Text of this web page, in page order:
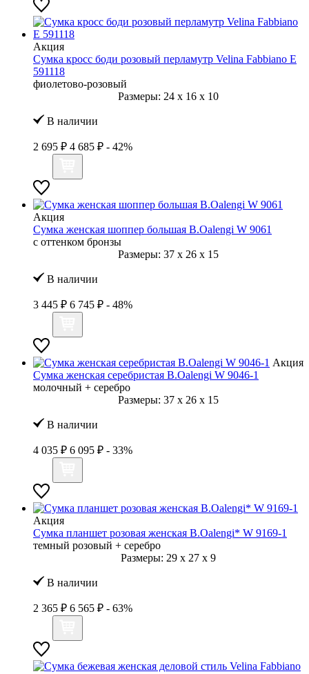
Акция
Сумка кросс боди розовый перламутр Velina Fabbiano E
591118
фиолетово-розовый
Размеры: 24 x 16 x 10
В наличии
2 695 ₽ 4 685 ₽ - 42%
Акция
Сумка женская шоппер большая B.Oalengi W 9061
с оттенком бронзы
Размеры: 37 x 26 x 15
В наличии
3 445 ₽ 6 745 ₽ - 48%
Акция
Сумка женская серебристая B.Oalengi W 9046-1
молочный + серебро
Размеры: 37 x 26 x 15
В наличии
4 035 ₽ 6 095 ₽ - 33%
Акция
Сумка планшет розовая женская B.Oalengi* W 9169-1
темный розовый + серебро
Размеры: 29 x 27 x 9
В наличии
2 365 ₽ 6 565 ₽ - 63%